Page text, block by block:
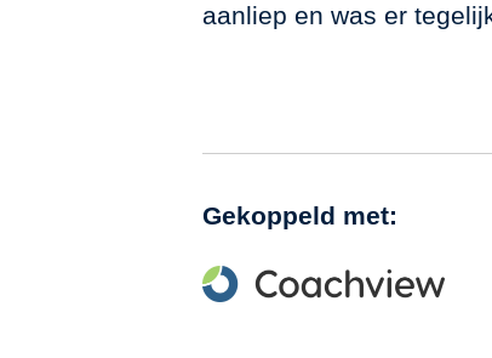
aanliep en was er
Gekoppeld met: